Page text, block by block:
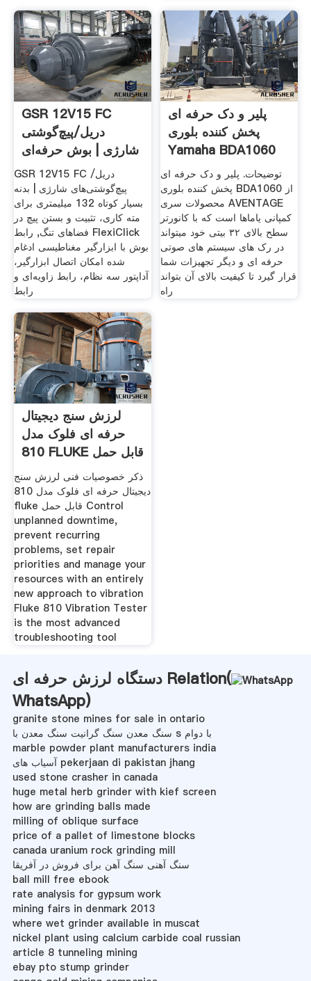
GSR 12V15 FC
دریل/پیچ‌گوشتی
شارژی | بوش حرفه‌ای
GSR 12V15 FC دریل/
پیچ‌گوشتی‌های شارژی | بدنه
بسیار کوتاه 132 میلیمتری برای
مته کاری، تثبیت و بستن پیچ در
فضاهای تنگ, رابط FlexiClick
بوش با ابزارگیر مغناطیسی ادغام
شده امکان اتصال ابزارگیر،
آداپتور سه نظام، رابط زاویه‌ای و
رابط
پلیر و دک حرفه ای
پخش کننده بلوری
Yamaha BDA1060
توضیحات. پلیر و دک حرفه ای
پخش کننده بلوری BDA1060 از
محصولات سری AVENTAGE
کمپانی یاماها است که با کانورتر
سطح بالای ۳۲ بیتی خود میتواند
در رک های سیستم های صوتی
حرفه ای و دیگر تجهیزات شما
قرار گیرد تا کیفیت بالای آن بتواند
راه
لرزش سنج دیجیتال
حرفه ای فلوک مدل
810 FLUKE قابل حمل
شکیبی
ذکر خصوصیات فنی لرزش سنج
دیجیتال حرفه ای فلوک مدل 810
fluke قابل حمل Control
unplanned downtime,
prevent recurring
problems, set repair
priorities and manage your
resources with an entirely
new approach to vibration
Fluke 810 Vibration Tester
is the most advanced
troubleshooting tool
دستگاه لرزش حرفه ای Relation(
WhatsApp)
granite stone mines for sale in ontario
سنگ معدن سنگ گرانیت سنگ معدن با s با دوام
marble powder plant manufacturers india
آسیاب های pekerjaan di pakistan jhang
used stone crasher in canada
huge metal herb grinder with kief screen
how are grinding balls made
milling of oblique surface
price of a pallet of limestone blocks
canada uranium rock grinding mill
سنگ آهنی سنگ آهن برای فروش در آفریقا
ball mill free ebook
rate analysis for gypsum work
mining fairs in denmark 2013
where wet grinder available in muscat
nickel plant using calcium carbide coal russian
article 8 tunneling mining
ebay pto stump grinder